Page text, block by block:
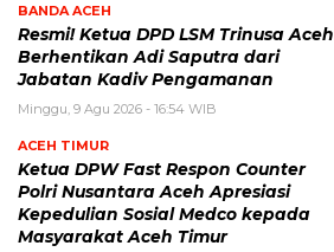
BANDA ACEH
Resmi! Ketua DPD LSM Trinusa Aceh
Berhentikan Adi Saputra dari
Jabatan Kadiv Pengamanan
Minggu, 9 Agu 2026 - 16:54 WIB
ACEH TIMUR
Ketua DPW Fast Respon Counter
Polri Nusantara Aceh Apresiasi
Kepedulian Sosial Medco kepada
Masyarakat Aceh Timur